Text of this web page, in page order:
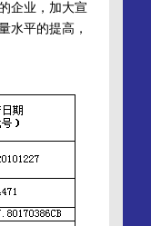
企业，加大宣
水平的提高，